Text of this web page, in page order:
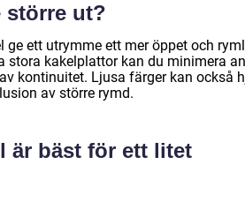
större ut?
ge ett utrymme ett mer öppet och
stora kakelplattor kan du minimera
kontinuitet. Ljusa färger kan också
av större rymd.
är bäst för ett litet